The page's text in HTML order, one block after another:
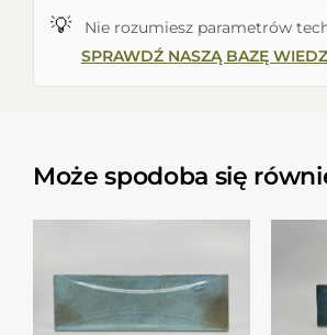
💡 Nie rozumiesz parametrów
SPRAWDŹ NASZĄ BAZĘ
Może spodoba się